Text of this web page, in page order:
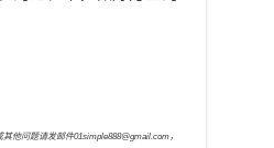
他问题请发邮件01simple888@gmail.com，